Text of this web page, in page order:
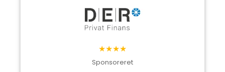
★★★★
Sponsoreret